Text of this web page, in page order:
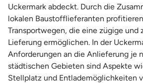
Uckermark abdeckt. Durch die
lokalen Baustofflieferanten
Transportwegen, die eine zügige und
Lieferung ermöglichen. In der
Anforderungen an die Anlieferung je
städtischen Gebieten sind Aspekte
Stellplatz und Entlademöglichkeiten